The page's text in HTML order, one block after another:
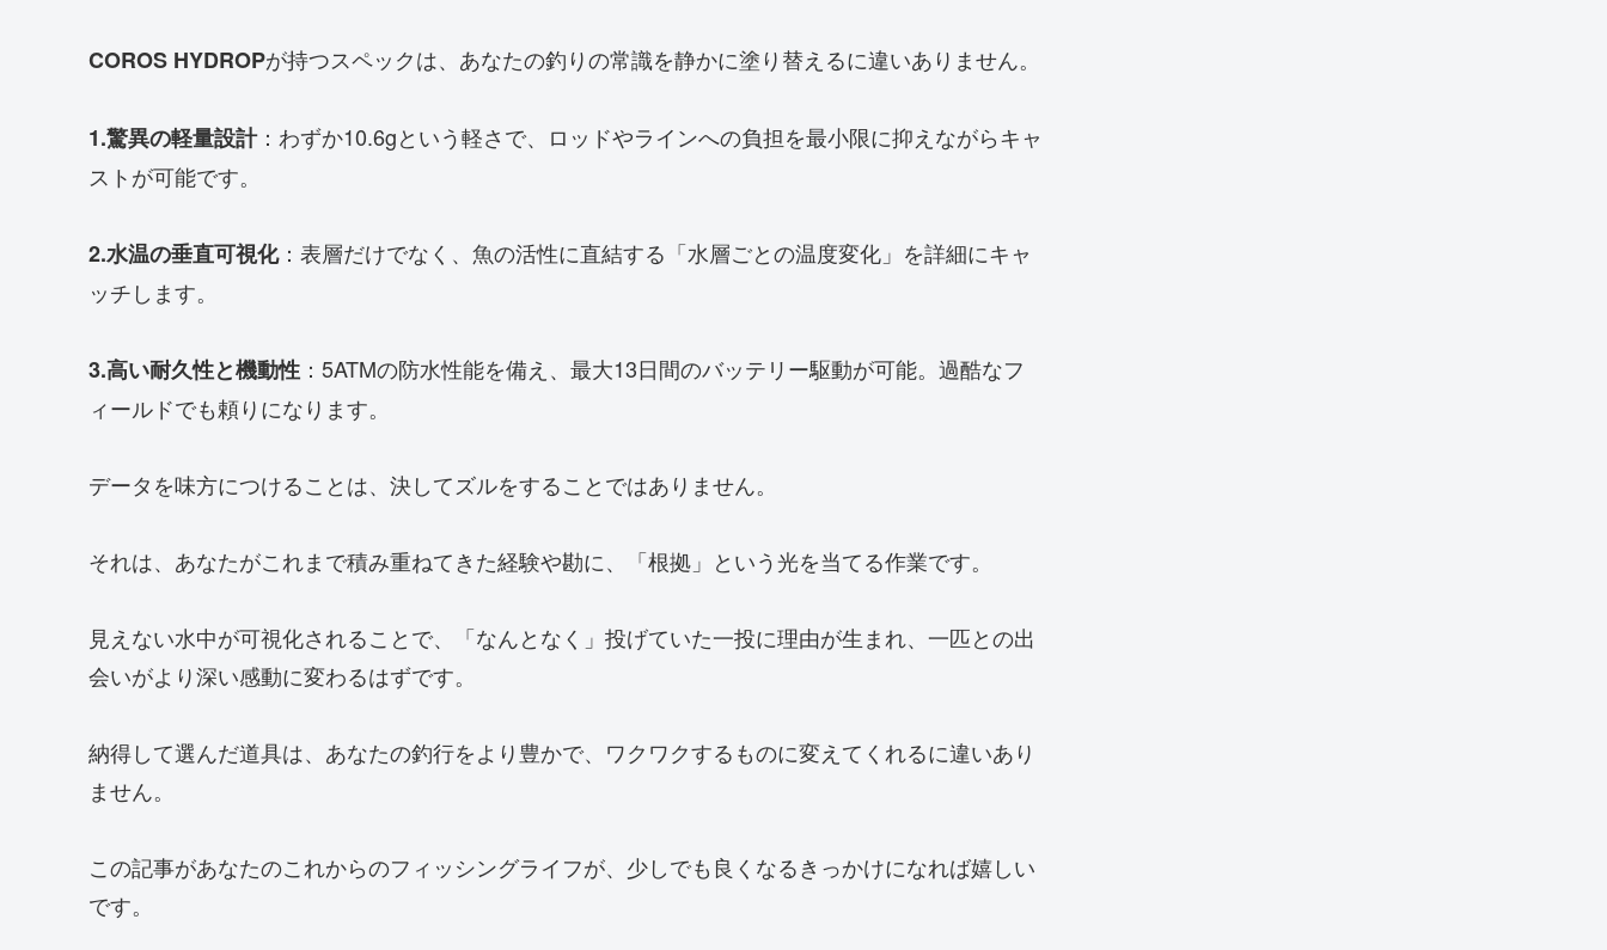
COROS HYDROPが持つスペックは、あなたの釣りの常識を静かに塗り替えるに違いありません。
1.驚異の軽量設計：わずか10.6gという軽さで、ロッドやラインへの負担を最小限に抑えながらキャ
ストが可能です。
2.水温の垂直可視化：表層だけでなく、魚の活性に直結する「水層ごとの温度変化」を詳細にキャ
ッチします。
3.高い耐久性と機動性 ：5ATMの防水性能を備え、最大13日間のバッテリー駆動が可能。過酷なフ
ィールドでも頼りになります。
データを味方につけることは、決してズルをすることではありません。
それは、あなたがこれまで積み重ねてきた経験や勘に、「根拠」という光を当てる作業です。
見えない水中が可視化されることで、「なんとなく」投げていた一投に理由が生まれ、一匹との出
会いがより深い感動に変わるはずです。
納得して選んだ道具は、あなたの釣行をより豊かで、ワクワクするものに変えてくれるに違いあり
ません。
この記事があなたのこれからのフィッシングライフが、少しでも良くなるきっかけになれば嬉しい
です。